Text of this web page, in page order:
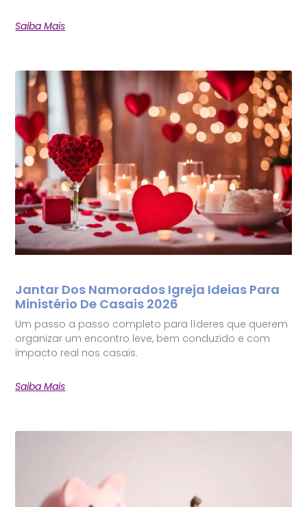
Saiba Mais
Jantar Dos Namorados Igreja Ideias Para
Ministério De Casais 2026
Um passo a passo completo para líderes que querem
organizar um encontro leve, bem conduzido e com
impacto real nos casais.
Saiba Mais